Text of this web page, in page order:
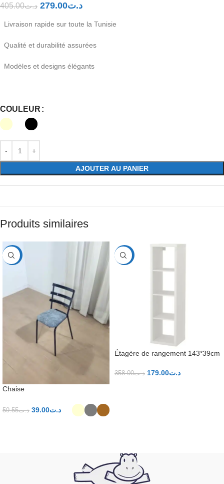
د.ت405.00 د.ت279.00
Livraison rapide sur toute la Tunisie
Qualité et durabilité assurées
Modèles et designs élégants
COULEUR
AJOUTER AU PANIER
Produits similaires
-35%
Chaise
د.ت59.55 د.ت39.00
-50%
Étagère de rangement 143*39cm
د.ت358.00 د.ت179.00